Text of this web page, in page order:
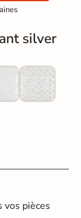
silver
vos pièces